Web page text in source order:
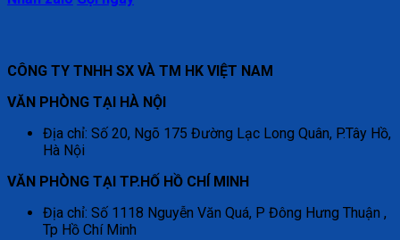
CÔNG TY TNHH SX VÀ TM HK VIỆT NAM
VĂN PHÒNG TẠI HÀ NỘI
Địa chỉ: Số 20, Ngõ 175 Đường Lạc Long Quân, P.Tây Hồ,
Hà Nội
VĂN PHÒNG TẠI TP.HỐ HỒ CHÍ MINH
Địa chỉ: Số 1118 Nguyễn Văn Quá, P Đông Hưng Thuận ,
Tp Hồ Chí Minh